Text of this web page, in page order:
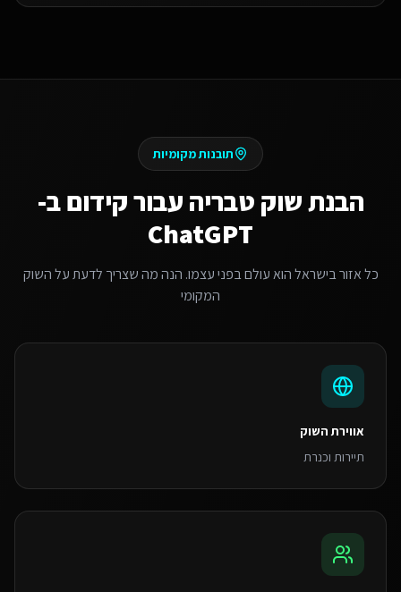
תובנות מקומיות
הבנת שוק טבריה עבורקידום ב-
ChatGPT
כל אזור בישראל הוא עולם בפני עצמו. הנה מה שצריך לדעת על השוק
המקומי
אווירת השוק
תיירות וכנרת